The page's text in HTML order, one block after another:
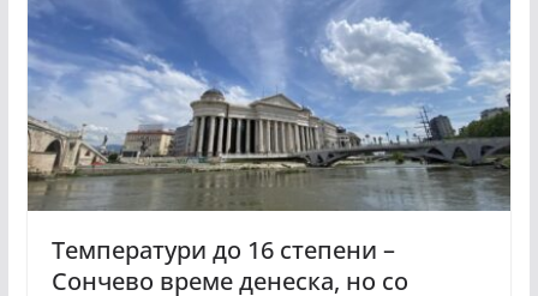
Температури до 16 степени –
Сончево време денеска, но со